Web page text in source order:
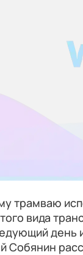
трамваю
вида
день
Собянин